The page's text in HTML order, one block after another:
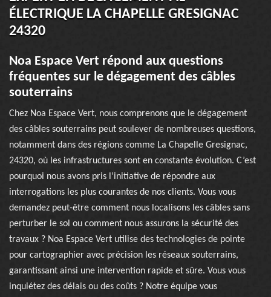
ÉLECTRIQUE LA CHAPELLE GRESIGNAC
24320
Noa Espace Vert répond aux questions
fréquentes sur le dégagement des câbles
souterrains
Chez Noa Espace Vert, nous comprenons que le dégagement
des câbles souterrains peut soulever de nombreuses questions,
notamment dans des régions comme La Chapelle Gresignac,
24320, où les infrastructures sont en constante évolution. C’est
pourquoi nous avons pris l’initiative de répondre aux
interrogations les plus courantes de nos clients. Vous vous
demandez peut-être comment nous localisons les câbles sans
perturber le sol ou comment nous assurons la sécurité des
travaux ? Noa Espace Vert utilise des technologies de pointe
pour cartographier avec précision les réseaux souterrains,
garantissant ainsi une intervention rapide et sûre. Vous vous
inquiétez des délais ou des coûts ? Notre équipe vous